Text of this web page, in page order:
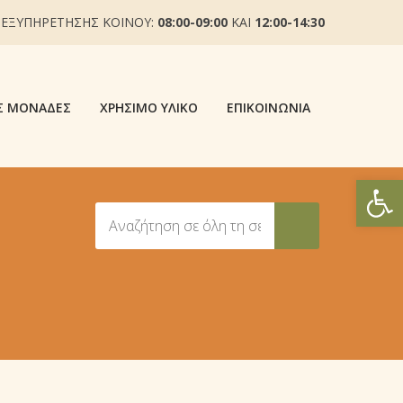
ΚΟΙΝΟΥ: 08:00-09:00 ΚΑΙ 12:00-14:30
ΜΟΝΆΔΕΣ ΧΡΉΣΙΜΟ ΥΛΙΚΌ ΕΠΙΚΟΙΝΩΝΊΑ